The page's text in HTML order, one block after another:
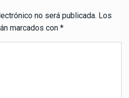
no será publicada. Los
marcados con *